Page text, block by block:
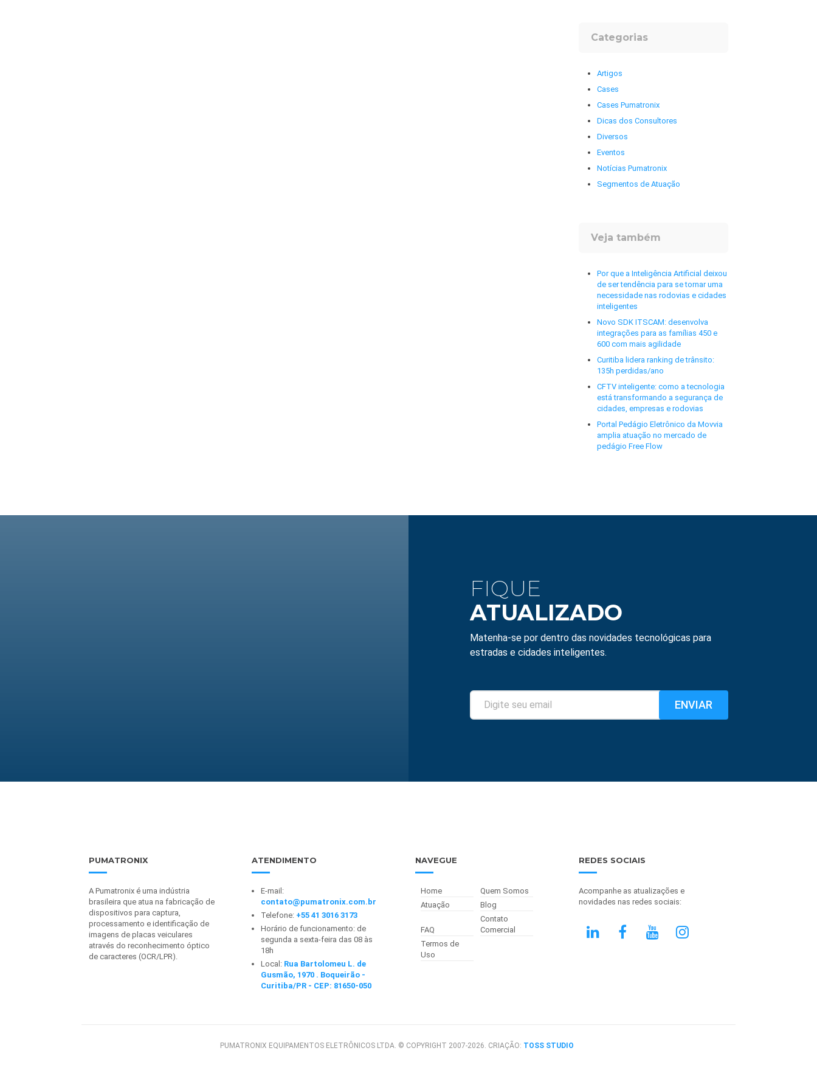
Categorias
Artigos
Cases
Cases Pumatronix
Dicas dos Consultores
Diversos
Eventos
Notícias Pumatronix
Segmentos de Atuação
Veja também
Por que a Inteligência Artificial deixou
de ser tendência para se tornar uma
necessidade nas rodovias e cidades
inteligentes
Novo SDK ITSCAM: desenvolva
integrações para as famílias 450 e
600 com mais agilidade
Curitiba lidera ranking de trânsito:
135h perdidas/ano
CFTV inteligente: como a tecnologia
está transformando a segurança de
cidades, empresas e rodovias
Portal Pedágio Eletrônico da Movvia
amplia atuação no mercado de
pedágio Free Flow
FIQUE
ATUALIZADO
Matenha-se por dentro das novidades tecnológicas para
estradas e cidades inteligentes.
PUMATRONIX
A Pumatronix é uma indústria
brasileira que atua na fabricação de
dispositivos para captura,
processamento e identificação de
imagens de placas veiculares
através do reconhecimento óptico
de caracteres (OCR/LPR).
ATENDIMENTO
E-mail:
contato@pumatronix.com.br
Telefone: +55 41 3016 3173
Horário de funcionamento: de
segunda a sexta-feira das 08 às
18h
Local: Rua Bartolomeu L. de
Gusmão, 1970 . Boqueirão -
Curitiba/PR - CEP: 81650-050
NAVEGUE
Home
Quem Somos
Atuação
Blog
FAQ
Contato
Comercial
Termos de
Uso
REDES SOCIAIS
Acompanhe as atualizações e
novidades nas redes sociais:
PUMATRONIX EQUIPAMENTOS ELETRÔNICOS LTDA. © COPYRIGHT 2007-2026. CRIAÇÃO: TOSS STUDIO